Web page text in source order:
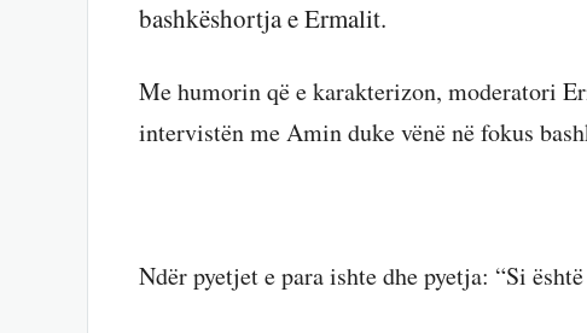
bashkëshortja e Ermalit.
Me humorin që e karakterizon, moderatori
intervistën me Amin duke vënë në fokus
Ndër pyetjet e para ishte dhe pyetja: “Si